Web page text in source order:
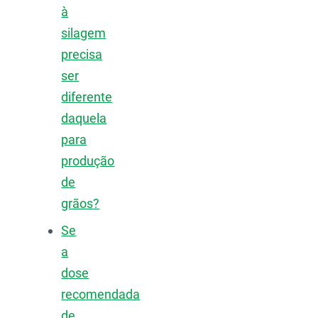
à
silagem
precisa
ser
diferente
daquela
para
produção
de
grãos?
Se
a
dose
recomendada